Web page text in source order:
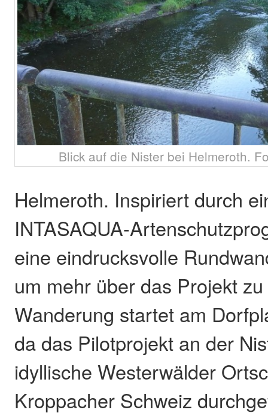
Blick auf die Nister bei Helmeroth.
Helmeroth. Inspiriert durch
INTASAQUA-
eine eindrucksvolle
um mehr über das Projekt
Wanderung startet am
da das Pilotprojekt an der
idyllische Westerwälder
Kroppacher Schweiz